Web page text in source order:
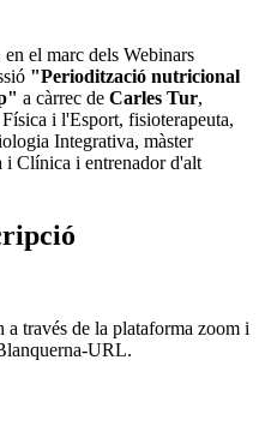
el marc dels Webinars
"Periodització nutricional
a càrrec de Carles Tur,
i l'Esport, fisioterapeuta,
Integrativa, màster
Clínica i entrenador d'alt
a través de la plataforma zoom i
URL.